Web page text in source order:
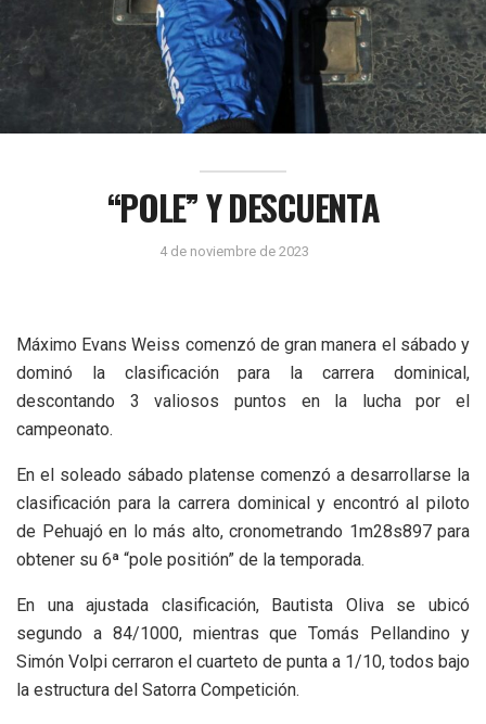
“POLE” Y DESCUENTA
4 de noviembre de 2023
Máximo Evans Weiss comenzó de gran manera el sábado y
dominó la clasificación para la carrera dominical,
descontando 3 valiosos puntos en la lucha por el
campeonato.
En el soleado sábado platense comenzó a desarrollarse la
clasificación para la carrera dominical y encontró al piloto
de Pehuajó en lo más alto, cronometrando 1m28s897 para
obtener su 6ª “pole positión” de la temporada.
En una ajustada clasificación, Bautista Oliva se ubicó
segundo a 84/1000, mientras que Tomás Pellandino y
Simón Volpi cerraron el cuarteto de punta a 1/10, todos bajo
la estructura del Satorra Competición.